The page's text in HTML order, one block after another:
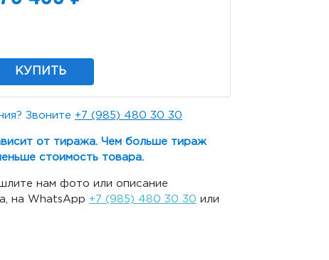
КУПИТЬ
Звоните +7 (985) 480 30 30
от тиража. Чем больше тираж
стоимость товара.
нам фото или описание
на WhatsApp +7 (985) 480 30 30 или